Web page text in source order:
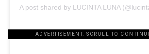
A post shared by LUCINTA LUNA
ADVERTISEMENT. SCROLL TO